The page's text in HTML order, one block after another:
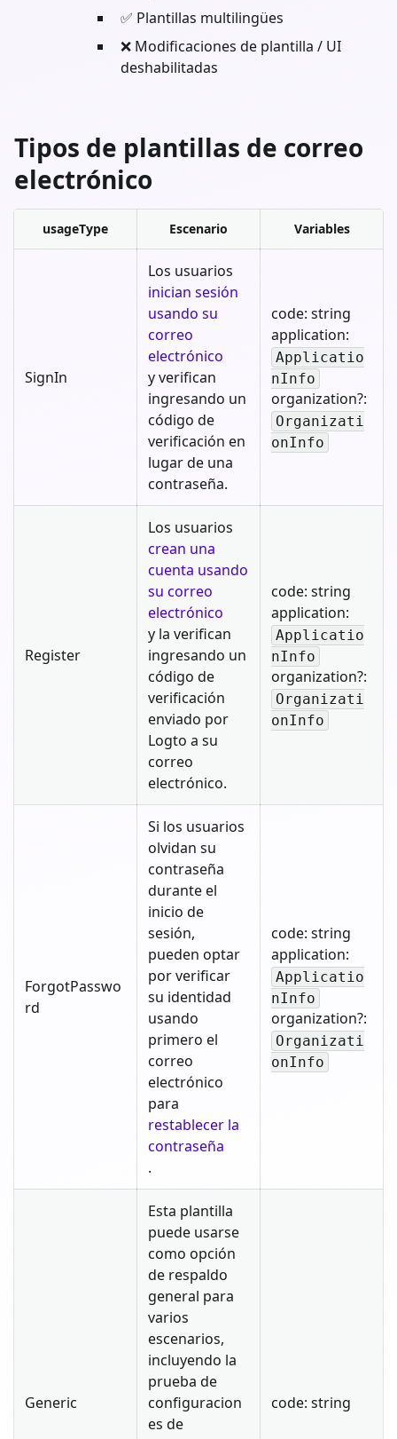
✅ Plantillas multilingües
❌ Modificaciones de plantilla / UI
deshabilitadas
Tipos de plantillas de correo
electrónico
usageType Escenario Variables
SignIn
Los usuarios
inician sesión
usando su
correo
electrónico
y verifican
ingresando un
código de
verificación en
lugar de una
contraseña.
code: string
application:
Applicatio
nInfo
organization?:
Organizati
onInfo
Register
Los usuarios
crean una
cuenta usando
su correo
electrónico
y la verifican
ingresando un
código de
verificación
enviado por
Logto a su
correo
electrónico.
code: string
application:
Applicatio
nInfo
organization?:
Organizati
onInfo
ForgotPasswo
rd
Si los usuarios
olvidan su
contraseña
durante el
inicio de
sesión,
pueden optar
por verificar
su identidad
usando
primero el
correo
electrónico
para
restablecer la
contraseña
.
code: string
application:
Applicatio
nInfo
organization?:
Organizati
onInfo
Generic
Esta plantilla
puede usarse
como opción
de respaldo
general para
varios
escenarios,
incluyendo la
prueba de
configuracion
es de
code: string